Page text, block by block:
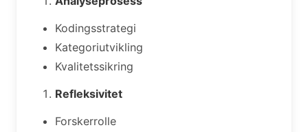
Kodingsstrategi
Kategoriutvikling
Kvalitetssikring
Refleksivitet
Forskerrolle